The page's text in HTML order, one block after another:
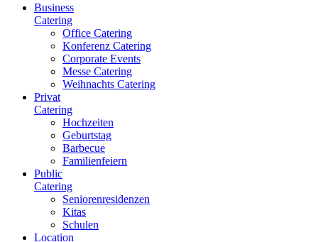
Business
Catering
Office Catering
Konferenz Catering
Corporate Events
Messe Catering
Weihnachts Catering
Privat
Catering
Hochzeiten
Geburtstag
Barbecue
Familienfeiern
Public
Catering
Seniorenresidenzen
Kitas
Schulen
Location